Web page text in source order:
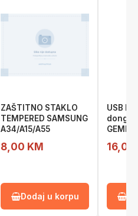
ZAŠTITNO STAKLO
TEMPERED SAMSUNG
A34/A15/A55
8,00 KM
Dodaj u korpu
USB
dongle
16,00